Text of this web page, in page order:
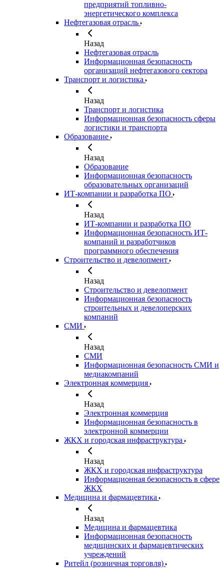
предприятий топливно-
энергетического комплекса
Нефтегазовая отрасль
Назад
Нефтегазовая отрасль
Информационная безопасность
организаций нефтегазового сектора
Транспорт и логистика
Назад
Транспорт и логистика
Информационная безопасность сферы
логистики и транспорта
Образование
Назад
Образование
Информационная безопасность
образовательных организаций
ИТ‑компании и разработка ПО
Назад
ИТ‑компании и разработка ПО
Информационная безопасность ИТ-
компаний и разработчиков
программного обеспечения
Строительство и девелопмент
Назад
Строительство и девелопмент
Информационная безопасность
строительных и девелоперских
компаний
СМИ
Назад
СМИ
Информационная безопасность СМИ и
медиакомпаний
Электронная коммерция
Назад
Электронная коммерция
Информационная безопасность в
электронной коммерции
ЖКХ и городская инфраструктура
Назад
ЖКХ и городская инфраструктура
Информационная безопасность в сфере
ЖКХ
Медицина и фармацевтика
Назад
Медицина и фармацевтика
Информационная безопасность
медицинских и фармацевтических
учреждений
Ритейл (розничная торговля)